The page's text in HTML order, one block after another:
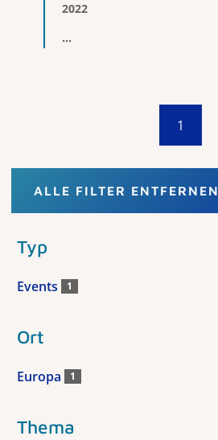
2022
...
1
ALLE FILTER ENTFERNEN
Typ
Events 1
Ort
Europa 1
Thema